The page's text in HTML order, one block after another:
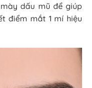
dấu mũ để giúp
điểm mắt 1 mí hiệu